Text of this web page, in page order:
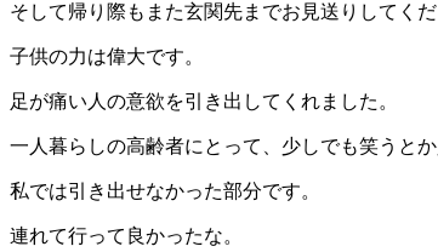
そして帰り際もまた玄関先までお見送りしてくだ
子供の力は偉大です。
足が痛い人の意欲を引き出してくれました。
一人暮らしの高齢者にとって、少しでも笑うと
私では引き出せなかった部分です。
連れて行って良かったな。